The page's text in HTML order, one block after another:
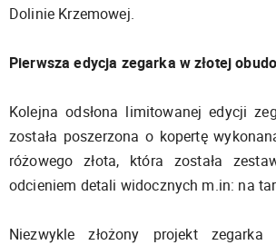
Dolinie Krzemowej.
Pierwsza edycja zegarka w złotej
Kolejna odsłona limitowanej edycji
została poszerzona o kopertę
różowego złota, która została
odcieniem detali widocznych m.in: na
Niezwykle złożony projekt zegarka